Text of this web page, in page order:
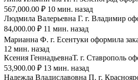
567,000.00 ₽ 10 мин. назад
Людмила Валерьевна Г. г. Владимир
84,000.00 ₽ 11 мин. назад
Марианна Ф. г. Есентуки оформила
12 мин. назад
Ксения ГеннадьевнаТ. г. Ставрополь
53,900.00 ₽ 13 мин. назад
Надежда Владиславовна П. г.